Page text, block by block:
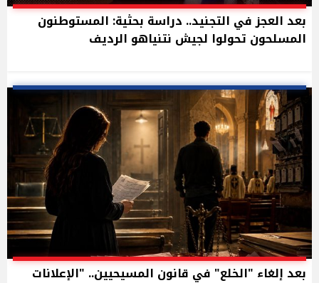
بعد العجز في التجنيد.. دراسة بحثية: المستوطنون
المسلحون تحولوا لجيش نتنياهو الرديف
بعد إلغاء "الخلع" في قانون المسيحيين.. "الإعلانات